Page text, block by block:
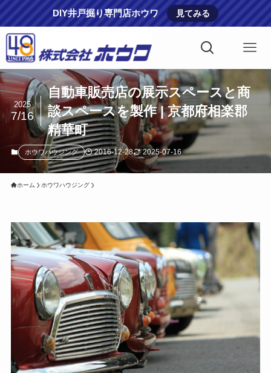
DIY井戸掘り専門店ホウワ 見てみる
自動車販売店の展示スペースと商
談スペースを製作 | 京都府相楽郡
精華町
2025
7/16
ホウワハウジング 2016-12-28 2025-07-16
ホーム ホウワハウジング